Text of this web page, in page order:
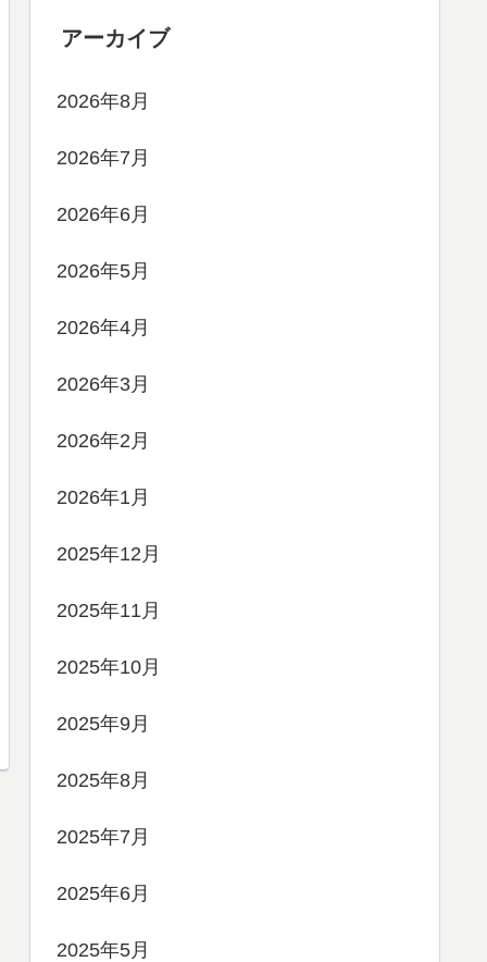
アーカイブ
2026年8月
2026年7月
2026年6月
2026年5月
2026年4月
2026年3月
2026年2月
2026年1月
2025年12月
2025年11月
2025年10月
2025年9月
2025年8月
2025年7月
2025年6月
2025年5月